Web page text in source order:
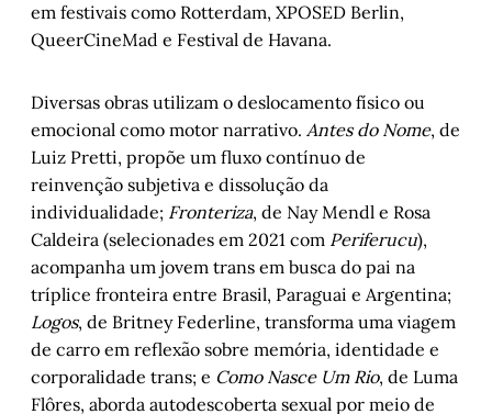
em festivais como Rotterdam, XPOSED Berlin,
QueerCineMad e Festival de Havana.
Diversas obras utilizam o deslocamento físico ou
emocional como motor narrativo. Antes do Nome, de
Luiz Pretti, propõe um fluxo contínuo de
reinvenção subjetiva e dissolução da
individualidade; Fronteriza, de Nay Mendl e Rosa
Caldeira (selecionades em 2021 com Periferucu),
acompanha um jovem trans em busca do pai na
tríplice fronteira entre Brasil, Paraguai e Argentina;
Logos, de Britney Federline, transforma uma viagem
de carro em reflexão sobre memória, identidade e
corporalidade trans; e Como Nasce Um Rio, de Luma
Flôres, aborda autodescoberta sexual por meio de